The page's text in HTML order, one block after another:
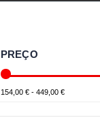
PREÇO
154,00 € - 449,00 €